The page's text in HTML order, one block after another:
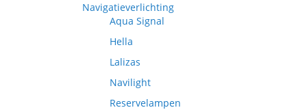
Navigatieverlichting
Aqua Signal
Hella
Lalizas
Navilight
Reservelampen